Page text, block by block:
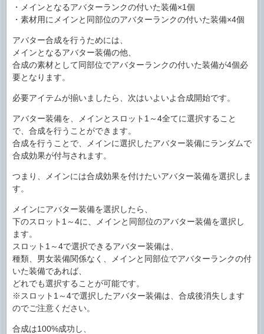
・メインとなるアバターランクの付いた装備×1個
・素材用にメインと同部位のアバターランクの付いた装備×4個
アバター合成を行うためには、
メインとなるアバター装備の他、
合成の素材として同部位でアバターランクの付いた装備が4個必
要となります。
必要アイテムが揃いましたら、次はいよいよ合成開始です。
アバター装備を、メインとスロット1～4全てに選択すること
で、合成を行うことができます。
合成を行うことで、メインに選択したアバター装備にランダムで
合成効果が付与されます。
つまり、メインには合成効果を付けたいアバター装備を選択しま
す。
メインにアバター装備を選択したら、
下のスロット1～4に、メインと同部位のアバター装備を選択し
ます。
スロット1～4で選択できるアバター装備は、
種類、男女装備関係なく、メインと同部位でアバターランクの付
いた装備であれば、
どれでも選択することが可能です。
※スロット1～4で選択したアバター装備は、合成後消失します
のでご注意ください。
合成は100%成功し、